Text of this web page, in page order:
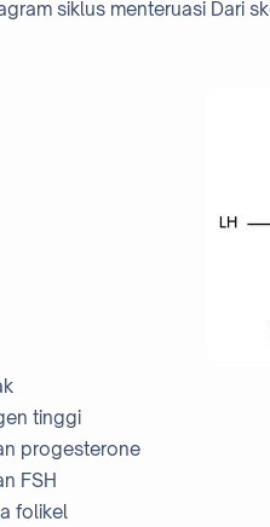
siklus menteruasi Dari
tinggi
progesterone
FSH
folikel